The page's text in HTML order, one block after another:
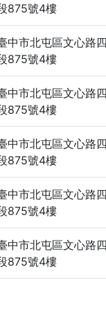
875號4樓
中市北屯區文心路四
875號4樓
中市北屯區文心路四
875號4樓
中市北屯區文心路四
875號4樓
中市北屯區文心路四
875號4樓
中市北屯區文心路四
875號4樓